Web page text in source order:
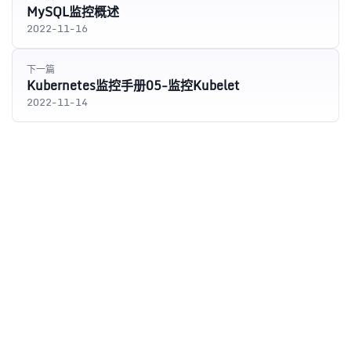
MySQL监控概述
2022-11-16
下一篇
Kubernetes监控手册05-监控Kubelet
2022-11-14